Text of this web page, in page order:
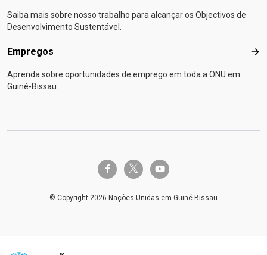
Saiba mais sobre nosso trabalho para alcançar os Objectivos de
Desenvolvimento Sustentável.
Empregos
Aprenda sobre oportunidades de emprego em toda a ONU em
Guiné-Bissau.
facebook-ftwitter-x youtube
© Copyright 2026 Nações Unidas em Guiné-Bissau